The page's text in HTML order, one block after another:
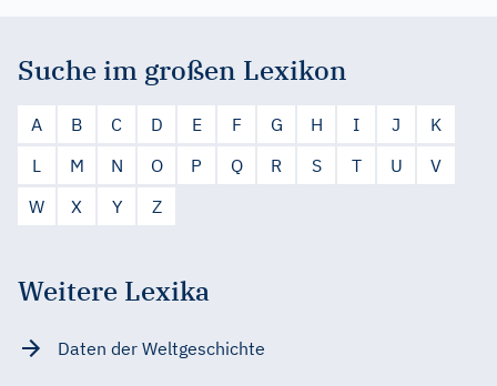
Suche im großen Lexikon
A B C D E F G H I J
K
L
M N O P Q R S T U
V
W
X Y Z
Weitere Lexika
Daten der Weltgeschichte